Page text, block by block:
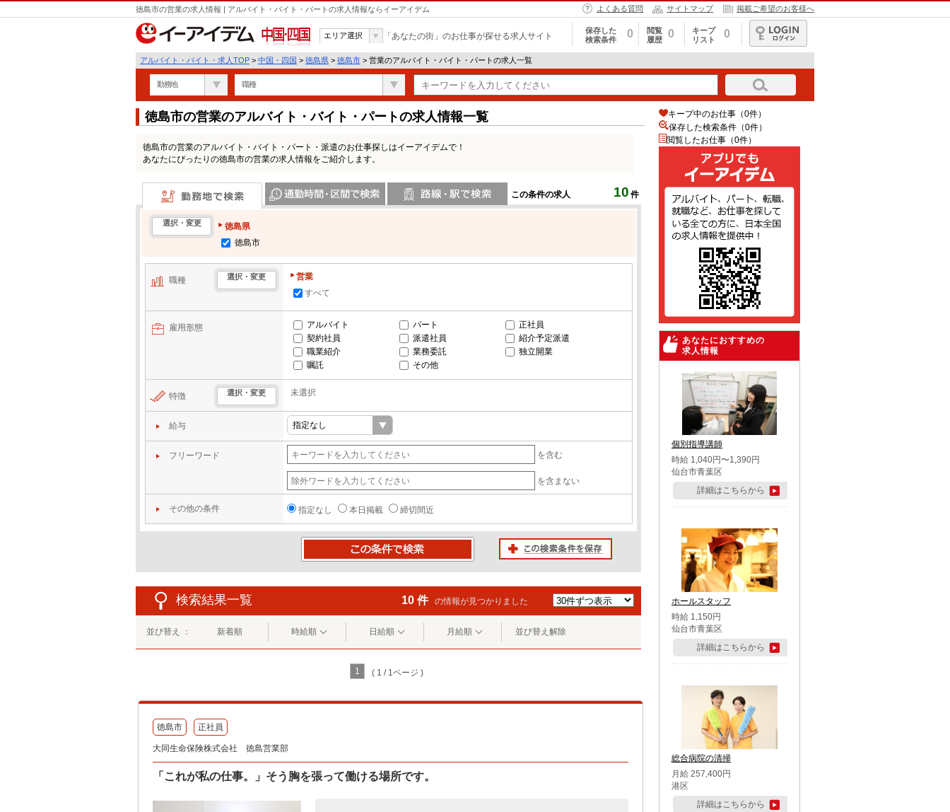
徳島市の営業の求人情報 | アルバイト・バイト・パートの求人情報ならイーアイデム よくある質問 サイトマップ 掲載ご希望のお客様へ
中国・四国
エリア選択 「あなたの街」のお仕事が探せる求人サイト
保存した
検索条件
0
閲覧
履歴
0
キープ
リスト
0
ログイン
アルバイト・バイト・求人TOP > 中国・四国 > 徳島県 > 徳島市 > 営業のアルバイト・バイト・パートの求人一覧
勤務地 職種
徳島市の営業のアルバイト・バイト・パートの求人情報一覧
徳島市の営業のアルバイト・バイト・パート・派遣のお仕事探しはイーアイデムで！
あなたにぴったりの徳島市の営業の求人情報をご紹介します。
この条件の求人 10 件
勤務地で検索
選択・変更
徳島県
徳島市
職種 選択・変更
営業
すべて
雇用形態 アルバイト パート
正社員
契約社員
派遣社員
紹介予定派遣
職業紹介
業務委託
独立開業
嘱託
その他
特徴 選択・変更 未選択
給与
フリーワード を含む
を含まない
その他の条件 指定なし 本日掲載 締切間近
検索結果一覧 10 件 の情報が見つかりました
並び替え ： 新着順 時給順 日給順 月給順 並び替え解除
1 ( 1 / 1ページ )
徳島市 正社員
大同生命保険株式会社 徳島営業部
「これが私の仕事。」そう胸を張って働ける場所です。
キープ中のお仕事（0件）
保存した検索条件（0件）
閲覧したお仕事（0件）
あなたにおすすめの
求人情報
個別指導講師
時給 1,040円〜1,390円
仙台市青葉区
詳細はこちらから
ホールスタッフ
時給 1,150円
仙台市青葉区
詳細はこちらから
総合病院の清掃
月給 257,400円
港区
詳細はこちらから